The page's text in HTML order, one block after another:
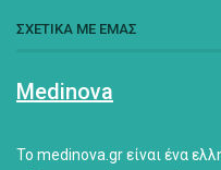
ΣΧΕΤΙΚΑ ΜΕ ΕΜΑΣ
Medinova
Το medinova.gr είναι ένα